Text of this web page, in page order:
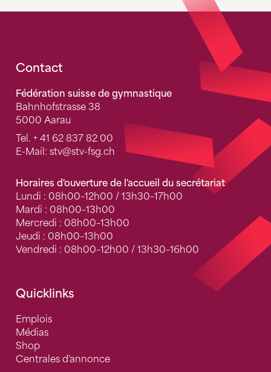
Fusszeile
Contact
Fédération suisse de gymnastique
Bahnhofstrasse 38
5000 Aarau
Tel. + 41 62 837 82 00
E-Mail: stv@stv-fsg.ch
Horaires d'ouverture de l'accueil du secrétariat
Lundi : 08h00–12h00 / 13h30–17h00
Mardi : 08h00–13h00
Mercredi : 08h00–13h00
Jeudi : 08h00–13h00
Vendredi : 08h00–12h00 / 13h30–16h00
Quicklinks
Emplois
Médias
Shop
Centrales d'annonce